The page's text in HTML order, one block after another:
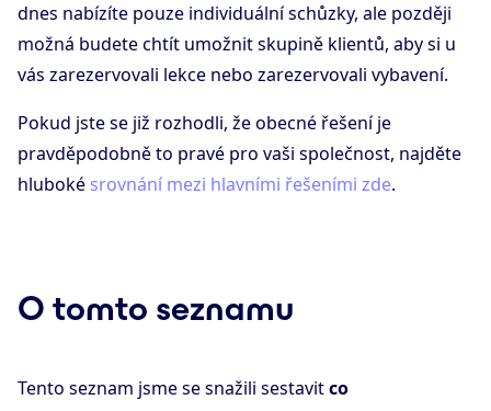
dnes nabízíte pouze individuální schůzky, ale později
možná budete chtít umožnit skupině klientů, aby si u
vás zarezervovali lekce nebo zarezervovali vybavení.
Pokud jste se již rozhodli, že obecné řešení je
pravděpodobně to pravé pro vaši společnost, najděte
hluboké srovnání mezi hlavními řešeními zde.
O tomto seznamu
Tento seznam jsme se snažili sestavitco